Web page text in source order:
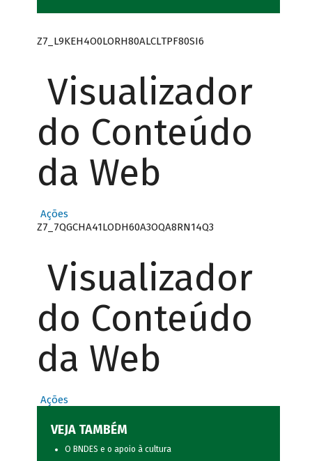
Z7_L9KEH4O0LORH80ALCLTPF80SI6
Visualizador
do Conteúdo
da Web
Ações
Z7_7QGCHA41LODH60A3OQA8RN14Q3
Visualizador
do Conteúdo
da Web
Ações
VEJA TAMBÉM
O BNDES e o apoio à cultura